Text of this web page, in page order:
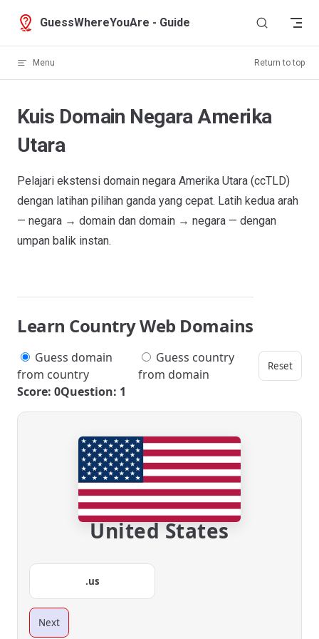
Skip to content
GuessWhereYouAre - Guide
Menu Return to top
Kuis Domain Negara Amerika
Utara
Pelajari ekstensi domain negara Amerika Utara (ccTLD)
dengan latihan pilihan ganda yang cepat. Latih kedua arah
— negara → domain dan domain → negara — dengan
umpan balik instan.
Learn Country Web Domains
Guess domain
from country
Guess country
from domain
Reset
Score: 0Question: 1
United States
.us
Next